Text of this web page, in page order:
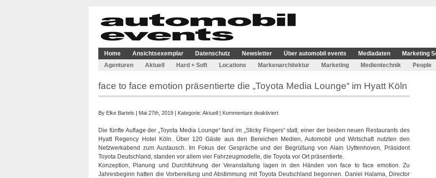
Home Ansichtsexemplar Datenschutz Newsletter Über automobil events Mediadaten
Marketing
Agenturen
Aktuell Hard + Soft Locations Markenarchitektur Marketing Medientechnik People
face to face emotion präsentierte die „Toyota Media Lounge“ im Hyatt Köln
By Elke Bartels | Mai 27th, 2019 | Kategorie: Aktuell | Kommentare deaktiviertfür
to
face
emotion
präsentierte
die
„Toyota
Die fünfte Auflage der „Toyota Media Lounge“ fand im „Sticky Fingers“ statt, einer der beiden neuen Restaurants des
Hyatt Regency Hotel Köln. Über 120 Gäste aus den Bereichen Medien, Automobil und Wirtschaft nutzten den
Netzwerkabend zum Austausch. Im Fokus der Gespräche und der Begrüßung von Alain Uyttenhoven, Präsident
Toyota Deutschland, standen vor allem vier Fahrzeugmodelle, die Toyota vor Ort präsentierte.
Konzeption, Planung und Durchführung der Veranstaltung lagen in den Händen von face to face emotion. Zu
Jahresbeginn hatten die Vorbereitung und Abstimmung mit Toyota Deutschland begonnen. Daniel Halama, Director